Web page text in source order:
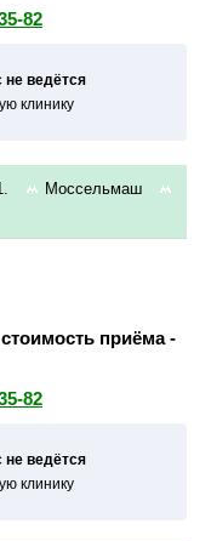
82
не ведётся
клинику
Моссельмаш
приёма -
82
не ведётся
клинику